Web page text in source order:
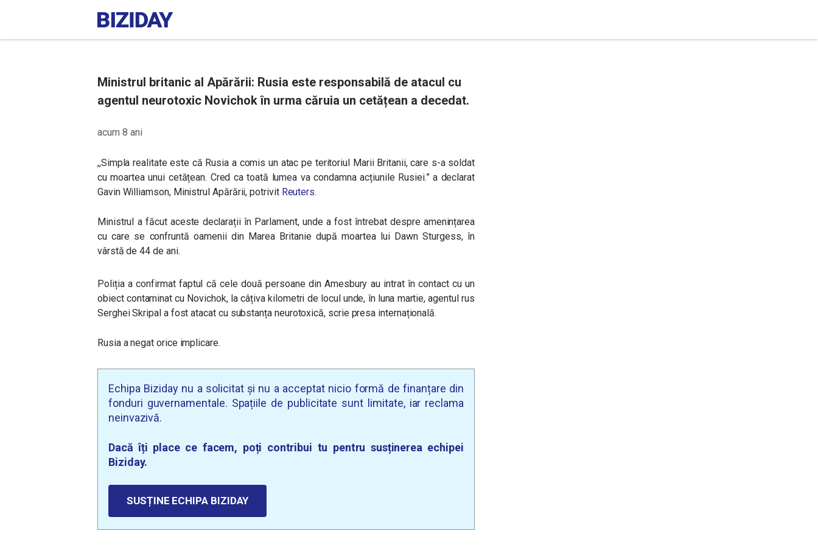
Ministrul britanic al Apărării: Rusia este responsabilă de atacul cu
agentul neurotoxic Novichok în urma căruia un cetățean a decedat.
acum 8 ani
,,Simpla realitate este că Rusia a comis un atac pe teritoriul Marii Britanii, care s-a soldat
cu moartea unui cetățean. Cred ca toată lumea va condamna acțiunile Rusiei.” a declarat
Gavin Williamson, Ministrul Apărării, potrivitReuters.
Ministrul a făcut aceste declarații în Parlament, unde a fost întrebat despre amenințarea
cu care se confruntă oamenii din Marea Britanie după moartea lui Dawn Sturgess, în
vârstă de 44 de ani.
Poliția a confirmat faptul că cele două persoane din Amesbury au intrat în contact cu un
obiect contaminat cu Novichok, la câțiva kilometri de locul unde, în luna martie, agentul rus
Serghei Skripal a fost atacat cu substanța neurotoxică, scrie presa internațională.
Rusia a negat orice implicare.
Echipa Biziday nu a solicitat și nu a acceptat nicio formă de finanțare din
fonduri guvernamentale. Spațiile de publicitate sunt limitate, iar reclama
neinvazivă.
Dacă îți place ce facem, poți contribui tu pentru susținerea echipei
Biziday.
SUSȚINE ECHIPA BIZIDAY